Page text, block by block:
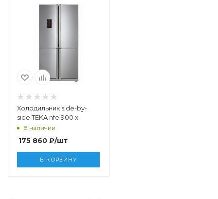
Холодильник side-by-
side TEKA nfe 900 x
В наличии
175 860 ₽/шт
В КОРЗИНУ